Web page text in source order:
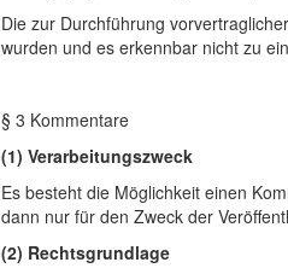
Die zur Durchführung
wurden und es erkennbar nicht zu
§ 3 Kommentare
(1) Verarbeitungszweck
Es besteht die Möglichkeit einen
dann nur für den Zweck der
(2) Rechtsgrundlage